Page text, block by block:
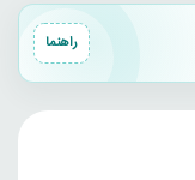
راهنما